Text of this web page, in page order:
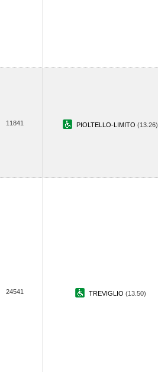
11841 PIOLTELLO-LIMITO (13.26)
24541 TREVIGLIO (13.50)